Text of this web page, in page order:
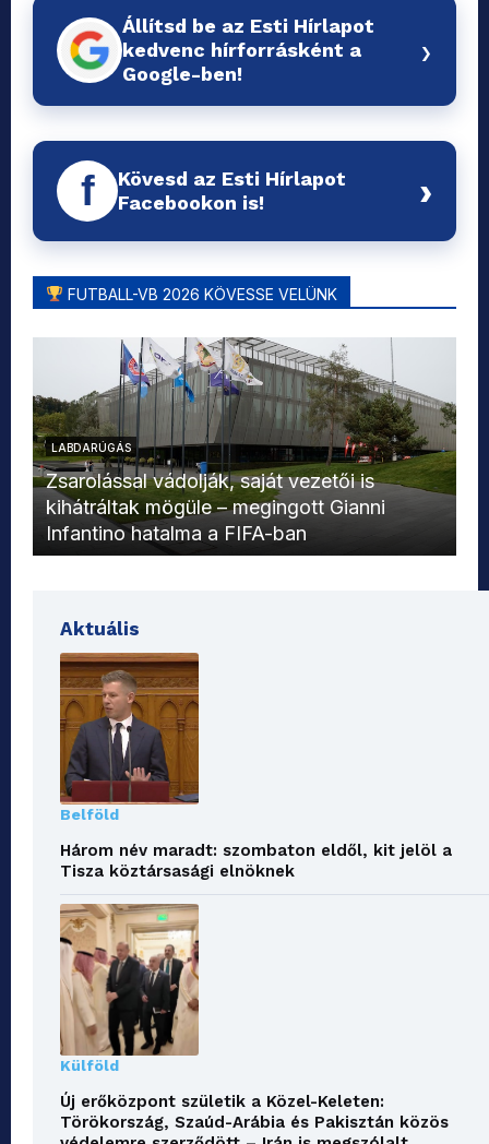
Állítsd be az Esti Hírlapot
kedvenc hírforrásként a
Google-ben!
›
f
Kövesd az Esti Hírlapot
Facebookon is!
›
FUTBALL-VB 2026 KÖVESSE VELÜNK
LABDARÚGÁS
Zsarolással vádolják, saját vezetői is
kihátráltak mögüle – megingott Gianni
Infantino hatalma a FIFA-ban
Aktuális
Belföld
Három név maradt: szombaton eldől, kit jelöl a
Tisza köztársasági elnöknek
Külföld
Új erőközpont születik a Közel-Keleten:
Törökország, Szaúd-Arábia és Pakisztán közös